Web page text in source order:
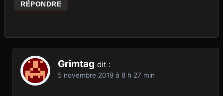
RÉPONDRE
Grimtag dit :
5 novembre 2019 à 8 h 27 min